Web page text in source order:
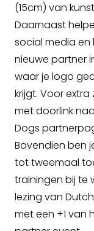
(15cm) van
Daarnaast
social media en
nieuwe partner
waar je logo
krijgt. Voor
met doorlink
Dogs
Bovendien ben
tot tweemaal
trainingen bij te
lezing van
met een +1 van